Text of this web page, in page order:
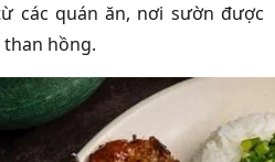
các quán ăn, nơi sườn được
hồng.